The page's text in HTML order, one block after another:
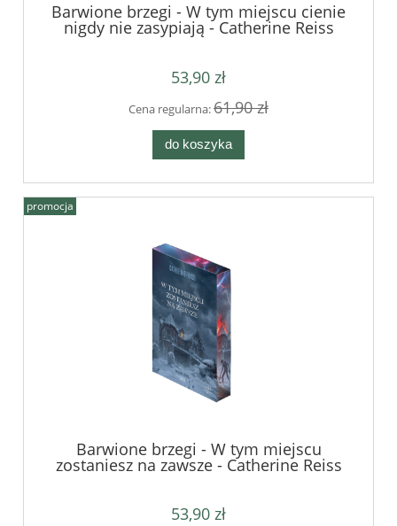
Barwione brzegi - W tym miejscu cienie
nigdy nie zasypiają - Catherine Reiss
53,90 zł
Cena regularna:61,90 zł
do koszyka
Barwione brzegi - W tym miejscu
zostaniesz na zawsze - Catherine Reiss
53,90 zł
promocja